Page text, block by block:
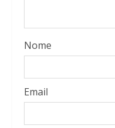
Nome
Email